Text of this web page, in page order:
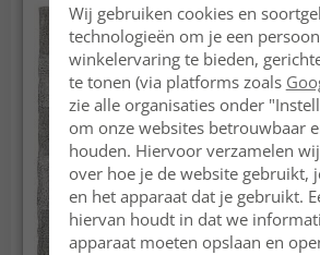
Wij gebruiken cookies en
technologieën om je een
winkelervaring te bieden,
te tonen (via platforms zoals
zie alle organisaties onder
om onze websites betrouwbaar
houden. Hiervoor verzamelen
over hoe je de website gebruikt,
en het apparaat dat je gebruikt.
hiervan houdt in dat we
apparaat moeten opslaan en